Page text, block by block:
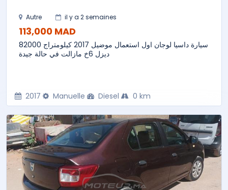
Autre il y a 2 semaines
113,000 MAD
سيارة داسيا لوجان اول استعمال موضيل 2017 كيلومتراج 82000
ديزل 6خ مازالت في حالة جيدة
2017 Manuelle Diesel 0 km